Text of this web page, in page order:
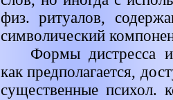
физ. ритуалов,
символический
Формы дистресса
как предполагается,
существенные психол.